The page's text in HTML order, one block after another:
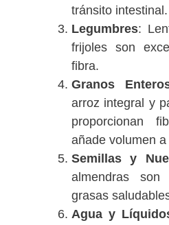
tránsito intestinal.
Legumbres:
frijoles son
fibra.
Granos
arroz integral y
proporcionan
añade volumen
Semillas y
almendras
grasas
Agua y